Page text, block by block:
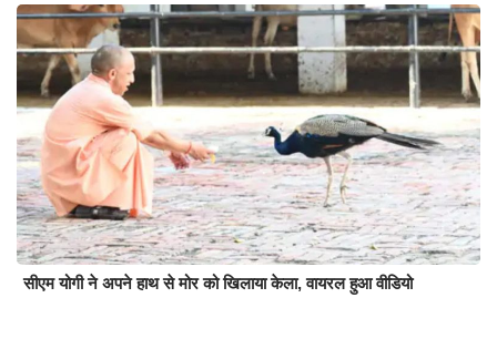
सीएम योगी ने अपने हाथ से मोर को खिलाया केला, वायरल हुआ वीडियो